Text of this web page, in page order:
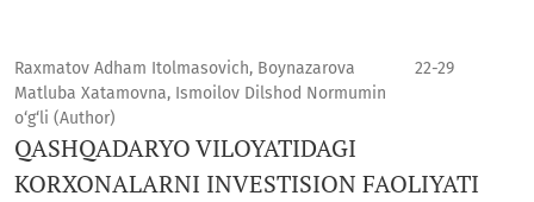
Raxmatov Adham Itolmasovich, Boynazarova
Matluba Xatamovna, Ismoilov Dilshod Normumin
o‘g‘li (Author)
22-29
QASHQADARYO VILOYATIDAGI
KORXONALARNI INVESTISION FAOLIYATI